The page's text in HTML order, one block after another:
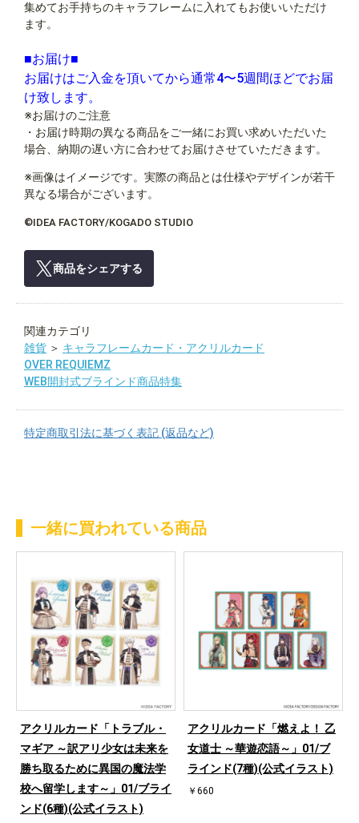
集めてお手持ちのキャラフレームに入れてもお使いいただけ
ます。
■お届け■
お届けはご入金を頂いてから通常4〜5週間ほどでお届
け致します。
※お届けのご注意
・お届け時期の異なる商品をご一緒にお買い求めいただいた
場合、納期の遅い方に合わせてお届けさせていただきます。
※画像はイメージです。実際の商品とは仕様やデザインが若干
異なる場合がございます。
©IDEA FACTORY/KOGADO STUDIO
商品をシェアする
関連カテゴリ
雑貨 ＞ キャラフレームカード・アクリルカード
OVER REQUIEMZ
WEB開封式ブラインド商品特集
特定商取引法に基づく表記 (返品など)
一緒に買われている商品
アクリルカード「トラブル・
マギア ～訳アリ少女は未来を
勝ち取るために異国の魔法学
校へ留学します～」01/ブライ
ンド(6種)(公式イラスト)
アクリルカード「燃えよ！ 乙
女道士 ～華遊恋語～」01/ブ
ラインド(7種)(公式イラスト)
￥660